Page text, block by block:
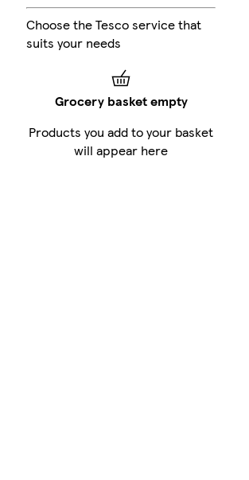
Choose the Tesco service that
suits your needs
Grocery basket empty
Products you add to your basket
will appear here